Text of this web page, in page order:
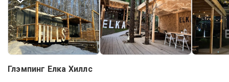
Глэмпинг Елка Хиллс